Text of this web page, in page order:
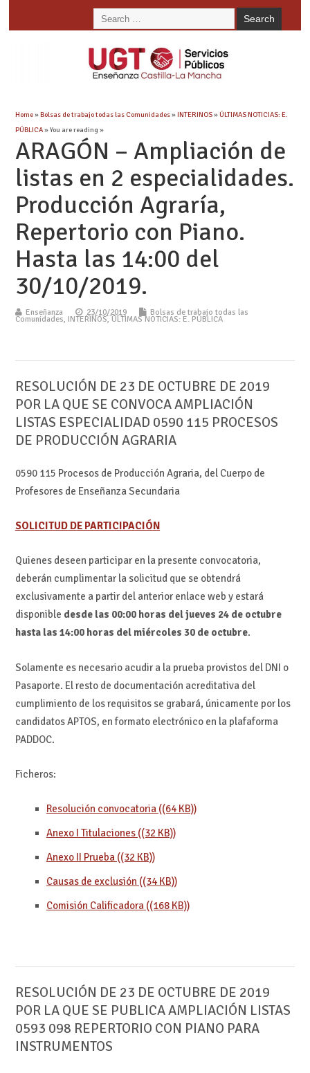
Home»Bolsas de trabajo todas las Comunidades»INTERINOS»ÚLTIMAS NOTICIAS: E.
PÚBLICA» You are reading »
ARAGÓN – Ampliación de
listas en 2 especialidades.
Producción Agraría,
Repertorio con Piano.
Hasta las 14:00 del
30/10/2019.
Enseñanza 23/10/2019 Bolsas de trabajo todas las
Comunidades, INTERINOS,ÚLTIMAS NOTICIAS: E. PÚBLICA
RESOLUCIÓN DE 23 DE OCTUBRE DE 2019
POR LA QUE SE CONVOCA AMPLIACIÓN
LISTAS ESPECIALIDAD 0590 115 PROCESOS
DE PRODUCCIÓN AGRARIA
0590 115 Procesos de Producción Agraria, del Cuerpo de
Profesores de Enseñanza Secundaria
SOLICITUD DE PARTICIPACIÓN
Quienes deseen participar en la presente convocatoria,
deberán cumplimentar la solicitud que se obtendrá
exclusivamente a partir del anterior enlace web y estará
disponible desde las 00:00 horas del jueves 24 de octubre
hasta las 14:00 horas del miércoles 30 de octubre.
Solamente es necesario acudir a la prueba provistos del DNI o
Pasaporte. El resto de documentación acreditativa del
cumplimiento de los requisitos se grabará, únicamente por los
candidatos APTOS, en formato electrónico en la plafaforma
PADDOC.
Ficheros:
Resolución convocatoria ((64 KB))
Anexo I Titulaciones ((32 KB))
Anexo II Prueba ((32 KB))
Causas de exclusión ((34 KB))
Comisión Calificadora ((168 KB))
RESOLUCIÓN DE 23 DE OCTUBRE DE 2019
POR LA QUE SE PUBLICA AMPLIACIÓN LISTAS
0593 098 REPERTORIO CON PIANO PARA
INSTRUMENTOS